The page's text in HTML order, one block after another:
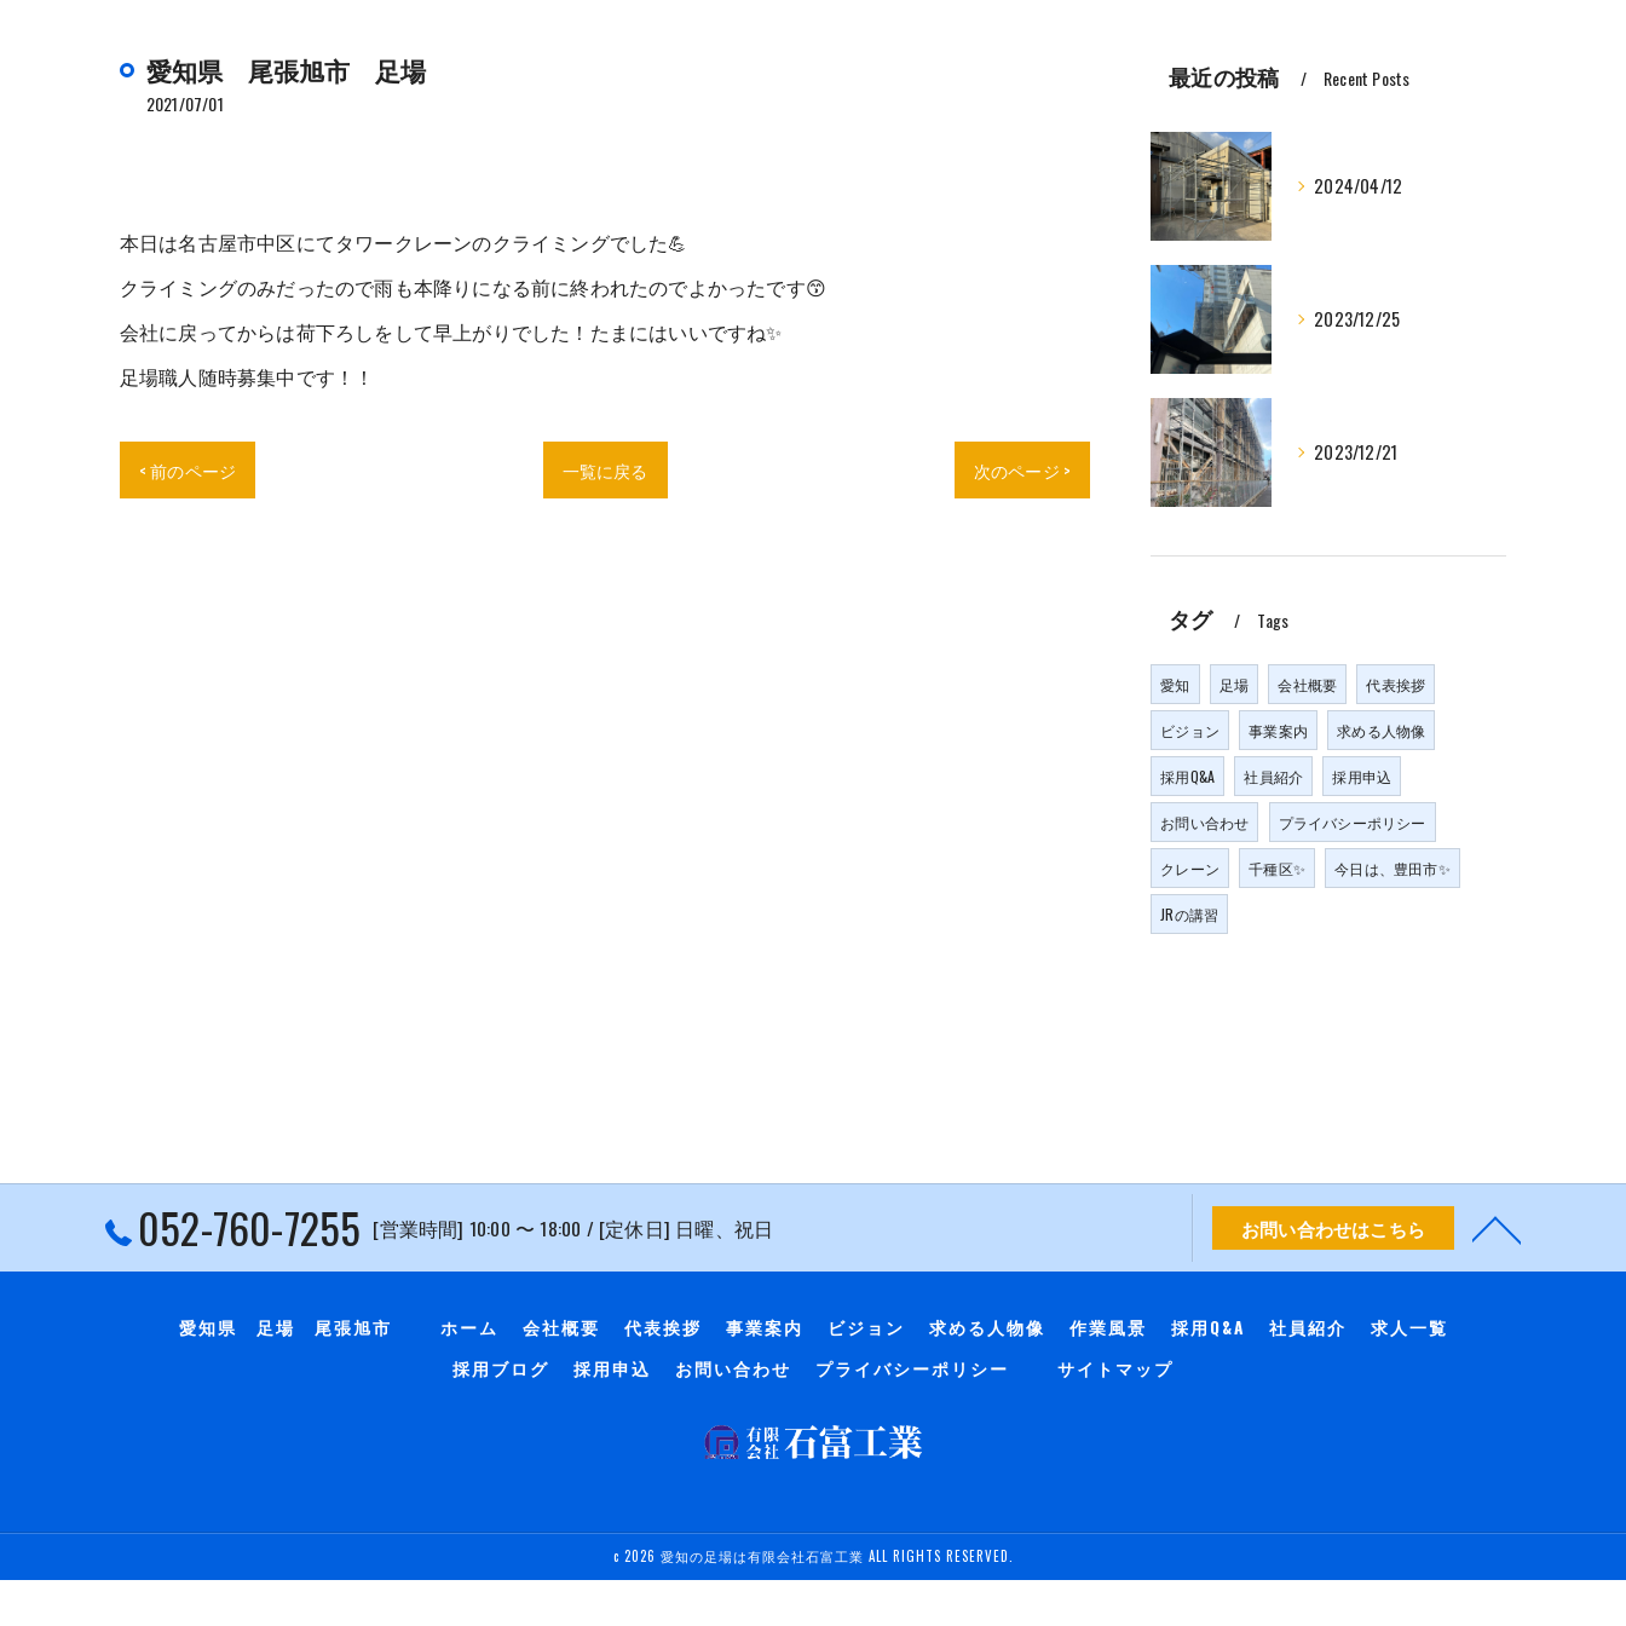
愛知県 尾張旭市 足場
2021/07/01
本日は名古屋市中区にてタワークレーンのクライミングでした💪
クライミングのみだったので雨も本降りになる前に終われたのでよかったです😙
会社に戻ってからは荷下ろしをして早上がりでした！たまにはいいですね✨
足場職人随時募集中です！！
< 前のページ 一覧に戻る 次のページ >
最近の投稿 Recent Posts
2024/04/12
2023/12/25
2023/12/21
タグ Tags
愛知 足場 会社概要 代表挨拶
ビジョン 事業案内 求める人物像
採用Q&A 社員紹介 採用申込
お問い合わせ プライバシーポリシー
クレーン 千種区✨ 今日は、豊田市✨
JRの講習
052-760-7255 [営業時間] 10:00 〜 18:00 / [定休日] 日曜、祝日 お問い合わせはこちら
愛知県 足場 尾張旭市 ホーム 会社概要 代表挨拶 事業案内 ビジョン 求める人物像 作業風景 採用Q&A 社員紹介
求人一覧
採用ブログ
採用申込 お問い合わせ プライバシーポリシー サイトマップ
c 2026 愛知の足場は有限会社石富工業 ALL RIGHTS RESERVED.